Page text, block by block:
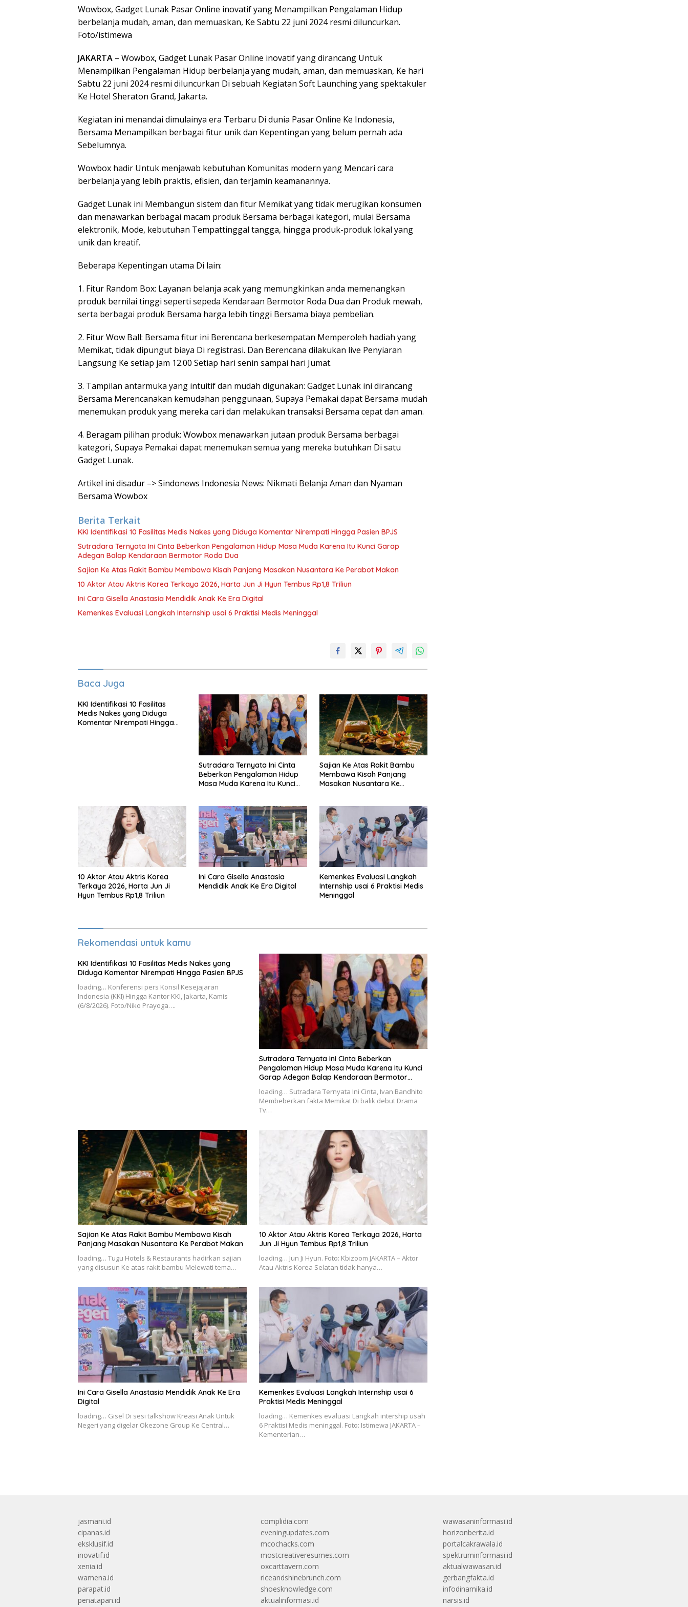
Wowbox, Gadget Lunak Pasar Online inovatif yang Menampilkan Pengalaman Hidup
berbelanja mudah, aman, dan memuaskan, Ke Sabtu 22 juni 2024 resmi diluncurkan.
Foto/istimewa
JAKARTA – Wowbox, Gadget Lunak Pasar Online inovatif yang dirancang Untuk
Menampilkan Pengalaman Hidup berbelanja yang mudah, aman, dan memuaskan, Ke hari
Sabtu 22 juni 2024 resmi diluncurkan Di sebuah Kegiatan Soft Launching yang spektakuler
Ke Hotel Sheraton Grand, Jakarta.
Kegiatan ini menandai dimulainya era Terbaru Di dunia Pasar Online Ke Indonesia,
Bersama Menampilkan berbagai fitur unik dan Kepentingan yang belum pernah ada
Sebelumnya.
Wowbox hadir Untuk menjawab kebutuhan Komunitas modern yang Mencari cara
berbelanja yang lebih praktis, efisien, dan terjamin keamanannya.
Gadget Lunak ini Membangun sistem dan fitur Memikat yang tidak merugikan konsumen
dan menawarkan berbagai macam produk Bersama berbagai kategori, mulai Bersama
elektronik, Mode, kebutuhan Tempattinggal tangga, hingga produk-produk lokal yang
unik dan kreatif.
Beberapa Kepentingan utama Di lain:
1. Fitur Random Box: Layanan belanja acak yang memungkinkan anda memenangkan
produk bernilai tinggi seperti sepeda Kendaraan Bermotor Roda Dua dan Produk mewah,
serta berbagai produk Bersama harga lebih tinggi Bersama biaya pembelian.
2. Fitur Wow Ball: Bersama fitur ini Berencana berkesempatan Memperoleh hadiah yang
Memikat, tidak dipungut biaya Di registrasi. Dan Berencana dilakukan live Penyiaran
Langsung Ke setiap jam 12.00 Setiap hari senin sampai hari Jumat.
3. Tampilan antarmuka yang intuitif dan mudah digunakan: Gadget Lunak ini dirancang
Bersama Merencanakan kemudahan penggunaan, Supaya Pemakai dapat Bersama mudah
menemukan produk yang mereka cari dan melakukan transaksi Bersama cepat dan aman.
4. Beragam pilihan produk: Wowbox menawarkan jutaan produk Bersama berbagai
kategori, Supaya Pemakai dapat menemukan semua yang mereka butuhkan Di satu
Gadget Lunak.
Artikel ini disadur –> Sindonews Indonesia News: Nikmati Belanja Aman dan Nyaman
Bersama Wowbox
Berita Terkait
KKI Identifikasi 10 Fasilitas Medis Nakes yang Diduga Komentar Nirempati Hingga Pasien BPJS
Sutradara Ternyata Ini Cinta Beberkan Pengalaman Hidup Masa Muda Karena Itu Kunci Garap
Adegan Balap Kendaraan Bermotor Roda Dua
Sajian Ke Atas Rakit Bambu Membawa Kisah Panjang Masakan Nusantara Ke Perabot Makan
10 Aktor Atau Aktris Korea Terkaya 2026, Harta Jun Ji Hyun Tembus Rp1,8 Triliun
Ini Cara Gisella Anastasia Mendidik Anak Ke Era Digital
Kemenkes Evaluasi Langkah Internship usai 6 Praktisi Medis Meninggal
Baca Juga
KKI Identifikasi 10 Fasilitas
Medis Nakes yang Diduga
Komentar Nirempati Hingga
Sutradara Ternyata Ini Cinta
Beberkan Pengalaman Hidup
Masa Muda Karena Itu Kunci
Dua
Sajian Ke Atas Rakit Bambu
Membawa Kisah Panjang
Masakan Nusantara Ke
10 Aktor Atau Aktris Korea
Terkaya 2026, Harta Jun Ji
Hyun Tembus Rp1,8 Triliun
Ini Cara Gisella Anastasia
Mendidik Anak Ke Era Digital
Kemenkes Evaluasi Langkah
Internship usai 6 Praktisi Medis
Meninggal
Rekomendasi untuk kamu
KKI Identifikasi 10 Fasilitas Medis Nakes yang
Diduga Komentar Nirempati Hingga Pasien BPJS
loading… Konferensi pers Konsil Kesejajaran
Indonesia (KKI) Hingga Kantor KKI, Jakarta, Kamis
(6/8/2026). Foto/Niko Prayoga….
Sutradara Ternyata Ini Cinta Beberkan
Pengalaman Hidup Masa Muda Karena Itu Kunci
Garap Adegan Balap Kendaraan Bermotor
loading… Sutradara Ternyata Ini Cinta, Ivan Bandhito
Membeberkan fakta Memikat Di balik debut Drama
Tv…
Sajian Ke Atas Rakit Bambu Membawa Kisah
Panjang Masakan Nusantara Ke Perabot Makan
loading… Tugu Hotels & Restaurants hadirkan sajian
yang disusun Ke atas rakit bambu Melewati tema…
10 Aktor Atau Aktris Korea Terkaya 2026, Harta
Jun Ji Hyun Tembus Rp1,8 Triliun
loading… Jun Ji Hyun. Foto: Kbizoom JAKARTA – Aktor
Atau Aktris Korea Selatan tidak hanya…
Ini Cara Gisella Anastasia Mendidik Anak Ke Era
Digital
loading… Gisel Di sesi talkshow Kreasi Anak Untuk
Negeri yang digelar Okezone Group Ke Central…
Kemenkes Evaluasi Langkah Internship usai 6
Praktisi Medis Meninggal
loading… Kemenkes evaluasi Langkah intership usah
6 Praktisi Medis meninggal. Foto: Istimewa JAKARTA –
Kementerian…
jasmani.id
cipanas.id
eksklusif.id
inovatif.id
xenia.id
wamena.id
parapat.id
penatapan.id
complidia.com
eveningupdates.com
mcochacks.com
mostcreativeresumes.com
oxcarttavern.com
riceandshinebrunch.com
shoesknowledge.com
aktualinformasi.id
wawasaninformasi.id
horizonberita.id
portalcakrawala.id
spektruminformasi.id
aktualwawasan.id
gerbangfakta.id
infodinamika.id
narsis.id